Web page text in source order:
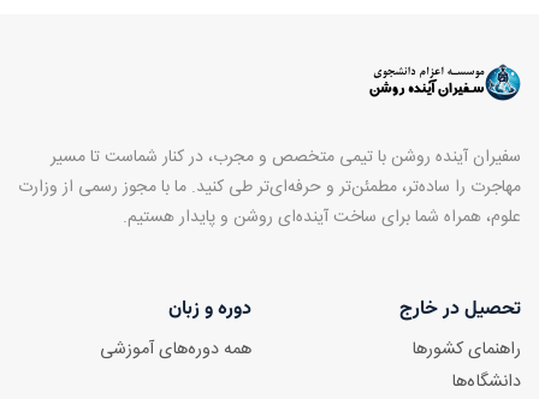
سفیران آینده روشن با تیمی متخصص و مجرب، در کنار شماست تا مسیر
مهاجرت را ساده‌تر، مطمئن‌تر و حرفه‌ای‌تر طی کنید. ما با مجوز رسمی از وزارت
علوم، همراه شما برای ساخت آینده‌ای روشن و پایدار هستیم.
تحصیل در خارج
راهنمای کشورها
دانشگاه‌ها
دوره و زبان
همه دوره‌های آموزشی